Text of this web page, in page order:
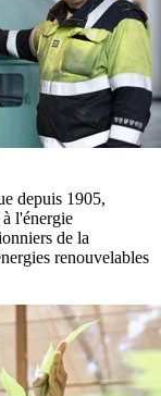
depuis 1905,
l'énergie
de la
renouvelables